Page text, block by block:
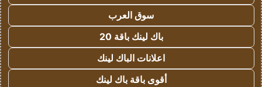
سوق العرب
باك لينك باقة 20
اعلانات الباك لينك
أقوى باقة باك لينك